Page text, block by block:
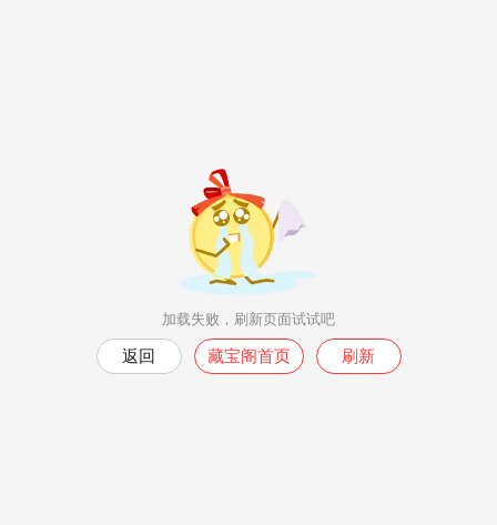
加载失败，刷新页面试试吧
返回 藏宝阁首页 刷新